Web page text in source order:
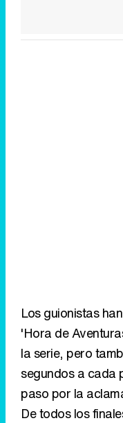
Los guionistas
'Hora de
la serie, pero
segundos a cada
paso por la
De todos los